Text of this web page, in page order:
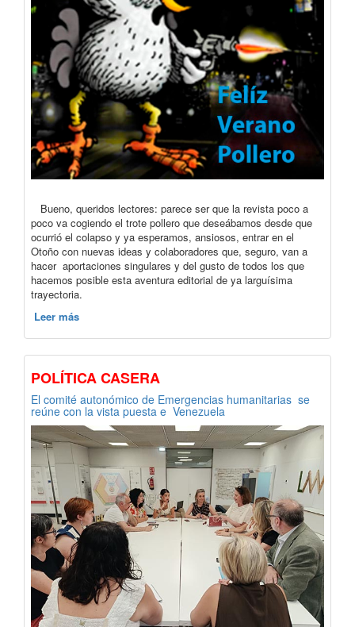
Bueno, queridos lectores: parece ser que la revista poco a
poco va cogiendo el trote pollero que deseábamos desde que
ocurrió el colapso y ya esperamos, ansiosos, entrar en el
Otoño con nuevas ideas y colaboradores que, seguro, van a
hacer aportaciones singulares y del gusto de todos los que
hacemos posible esta aventura editorial de ya larguísima
trayectoria.
Leer más
POLÍTICA CASERA
El comité autonómico de Emergencias humanitarias se
reúne con la vista puesta e Venezuela